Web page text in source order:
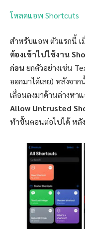
โหลดแอพ Shortcuts
สำหรับแอพ ตัวแรกนี้ เ
ต้องเข้าไปใช้งาน
ก่อนยกตัวอย่างเช่น
ออกมาได้เลย) หลังจา
เลื่อนลงมาด้านล่างหา
Allow Untrusted
ทำขั้นตอนต่อไปได้ หลั